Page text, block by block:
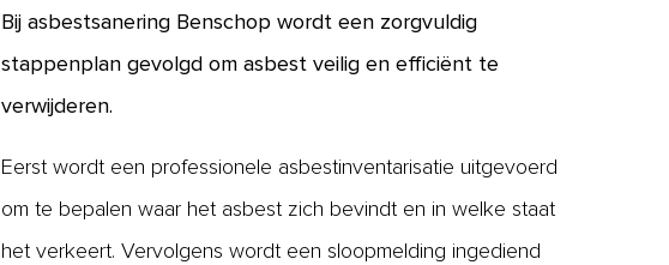
Bij asbestsanering Benschop wordt een zorgvuldig
stappenplan gevolgd om asbest veilig en efficiënt te
verwijderen.
Eerst wordt een professionele asbestinventarisatie uitgevoerd
om te bepalen waar het asbest zich bevindt en in welke staat
het verkeert. Vervolgens wordt een sloopmelding ingediend